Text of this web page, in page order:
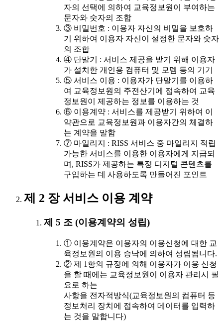
자의 선택에 의하여 교육정보원이 부여하는
문자와 숫자의 조합
③ 비밀번호 : 이용자 자신의 비밀을 보호하
기 위하여 이용자 자신이 설정한 문자와 숫자
의 조합
④ 단말기 : 서비스 제공을 받기 위해 이용자
가 설치한 개인용 컴퓨터 및 모뎀 등의 기기
⑤ 서비스 이용 : 이용자가 단말기를 이용하
여 교육정보원의 주전산기에 접속하여 교육
정보원이 제공하는 정보를 이용하는 것
⑥ 이용계약 : 서비스를 제공받기 위하여 이
약관으로 교육정보원과 이용자간의 체결하
는 계약을 말함
⑦ 마일리지 : RISS 서비스 중 마일리지 적립
가능한 서비스를 이용한 이용자에게 지급되
며, RISS가 제공하는 특정 디지털 콘텐츠를
구입하는 데 사용하도록 만들어진 포인트
제 2 장 서비스 이용 계약
제 5 조 (이용계약의 성립)
① 이용계약은 이용자의 이용신청에 대한 교
육정보원의 이용 승낙에 의하여 성립됩니다.
② 제 1항의 규정에 의해 이용자가 이용 신청
을 할 때에는 교육정보원이 이용자 관리시 필
요로 하는
사항을 전자적방식(교육정보원의 컴퓨터 등
정보처리 장치에 접속하여 데이터를 입력하
는 것을 말합니다)